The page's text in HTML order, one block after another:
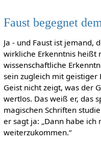
Faust begegnet
Ja - und Faust ist jemand,
wirkliche Erkenntnis heißt
wissenschaftliche
sein zugleich mit geistiger
Geist nicht zeigt, was der
wertlos. Das weiß er, das
magischen Schriften
er sagt ja: „Dann habe
weiterzukommen.“